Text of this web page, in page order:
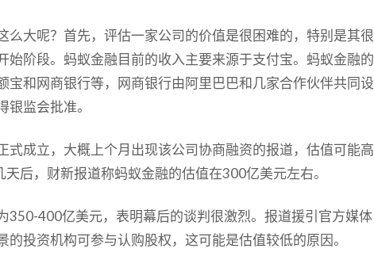
么大呢？首先，评估一家公司的价值是很困难的，特别是其很
始阶段。蚂蚁金融目前的收入主要来源于支付宝。蚂蚁金融的
宝和网商银行等，网商银行由阿里巴巴和几家合作伙伴共同设
银监会批准。
式成立，大概上个月出现该公司协商融资的报道，估值可能高
后，财新报道称蚂蚁金融的估值在300亿美元左右。
350-400亿美元，表明幕后的谈判很激烈。报道援引官方媒体
的投资机构可参与认购股权，这可能是估值较低的原因。